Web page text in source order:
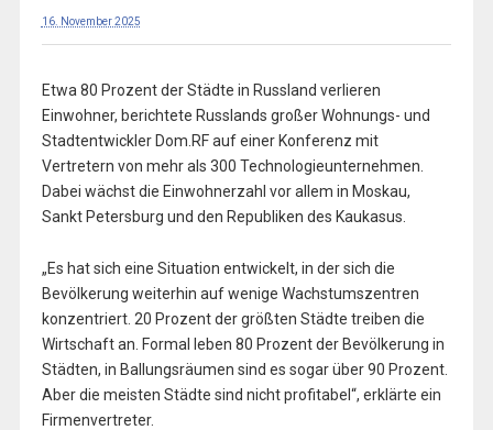
16. November 2025
Etwa 80 Prozent der Städte in Russland verlieren
Einwohner, berichtete Russlands großer Wohnungs- und
Stadtentwickler Dom.RF auf einer Konferenz mit
Vertretern von mehr als 300 Technologieunternehmen.
Dabei wächst die Einwohnerzahl vor allem in Moskau,
Sankt Petersburg und den Republiken des Kaukasus.
„Es hat sich eine Situation entwickelt, in der sich die
Bevölkerung weiterhin auf wenige Wachstumszentren
konzentriert. 20 Prozent der größten Städte treiben die
Wirtschaft an. Formal leben 80 Prozent der Bevölkerung in
Städten, in Ballungsräumen sind es sogar über 90 Prozent.
Aber die meisten Städte sind nicht profitabel“, erklärte ein
Firmenvertreter.